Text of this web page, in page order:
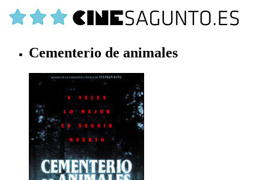
Cementerio de animales